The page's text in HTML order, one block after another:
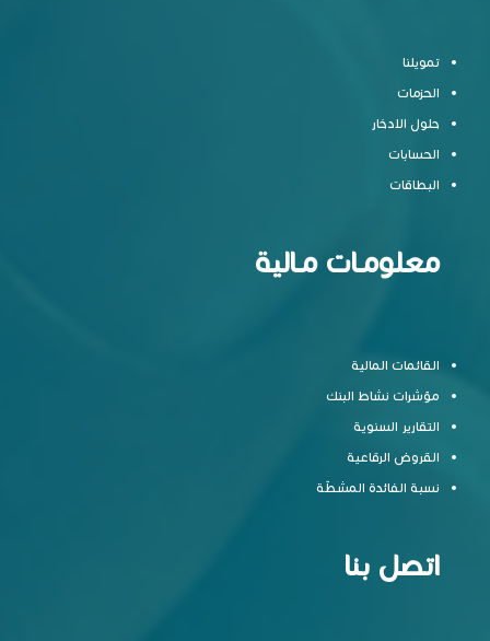
تمويلنا
الحزمات
حلول الادخار
الحسابات
البطاقات
معلومـات مـالية
القائمات المالية
مؤشرات نشاط البنك
التقارير السنوية
القروض الرقاعية
نسبة الفائدة المشطّة
اتصل بنا